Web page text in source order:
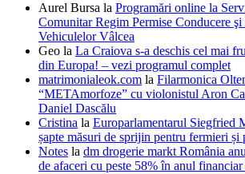
Aurel Bursa la Programări online la
Comunitar Regim Permise Conducere
Vehiculelor Vâlcea
Geo la La Craiova s-a deschis cel mai
din Europa! – vezi programul complet
matrimonialeok.com la Filarmonica
“METAmorfoze” cu violonistul Aron
Daniel Dascălu
Cristina la Europarlamentarul Siegfried
șapte măsuri de sprijin pentru fermieri și
Notes la dm drogerie markt România
de afaceri cu peste 58% în anul